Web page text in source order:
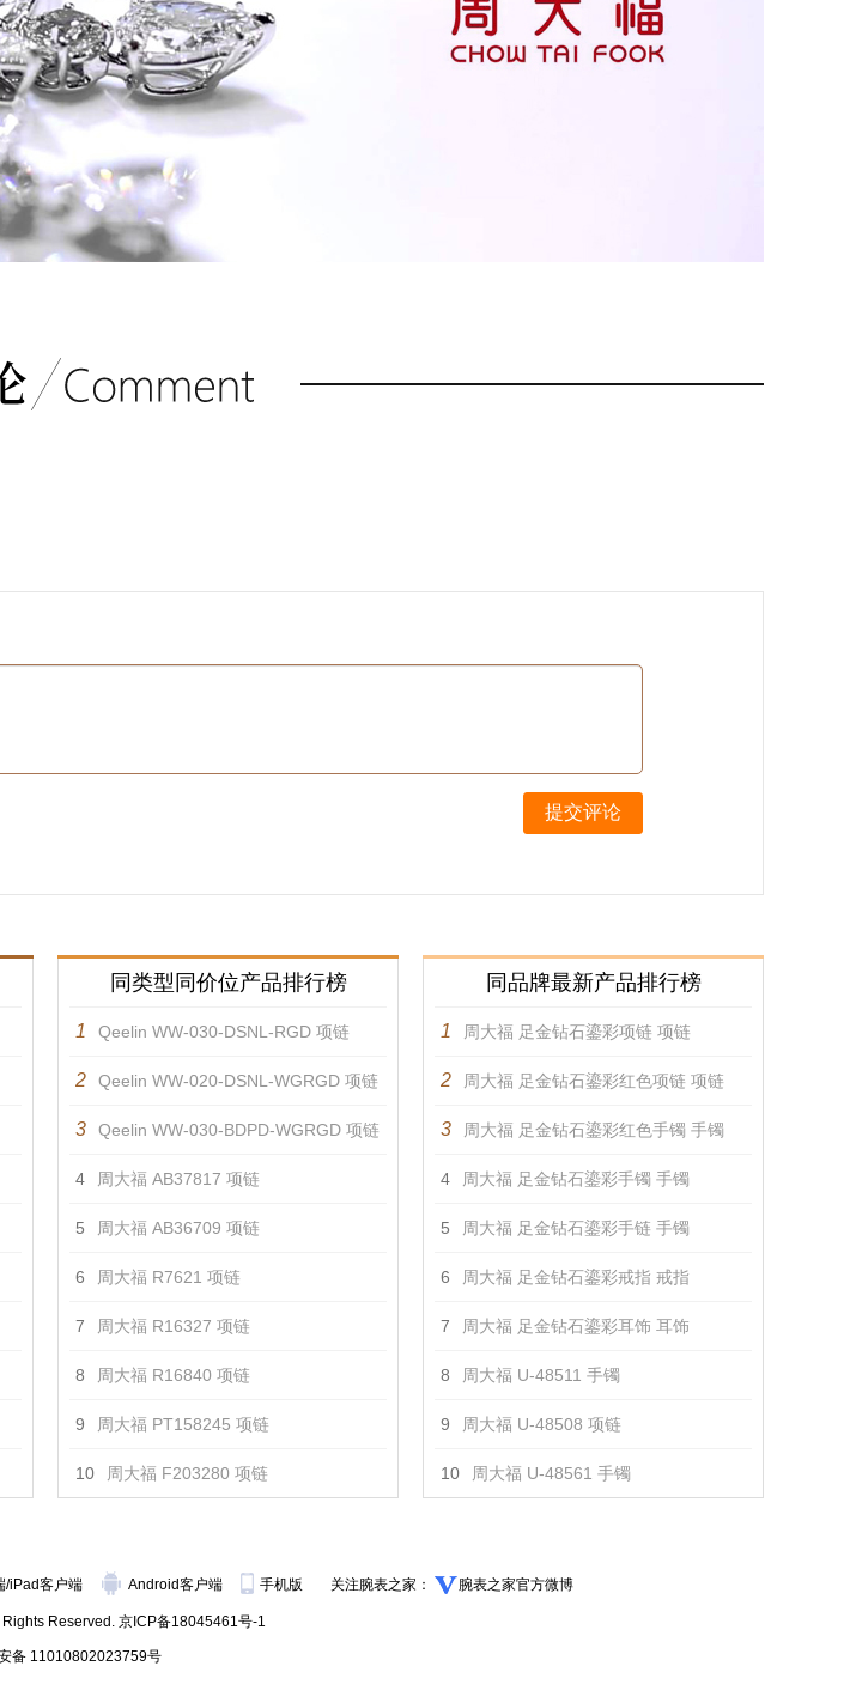
提交评论
同类型同价位产品排行榜
1 Qeelin WW-030-DSNL-RGD 项链
2 Qeelin WW-020-DSNL-WGRGD 项链
3 Qeelin WW-030-BDPD-WGRGD 项链
4 周大福 AB37817 项链
5 周大福 AB36709 项链
6 周大福 R7621 项链
7 周大福 R16327 项链
8 周大福 R16840 项链
9 周大福 PT158245 项链
10 周大福 F203280 项链
同品牌最新产品排行榜
1 周大福 足金钻石鎏彩项链 项链
2 周大福 足金钻石鎏彩红色项链 项链
3 周大福 足金钻石鎏彩红色手镯 手镯
4 周大福 足金钻石鎏彩手镯 手镯
5 周大福 足金钻石鎏彩手链 手镯
6 周大福 足金钻石鎏彩戒指 戒指
7 周大福 足金钻石鎏彩耳饰 耳饰
8 周大福 U-48511 手镯
9 周大福 U-48508 项链
10 周大福 U-48561 手镯
/iPad客户端 Android客户端 手机版 关注腕表之家： 腕表之家官方微博
Reserved. 京ICP备18045461号-1
备 11010802023759号